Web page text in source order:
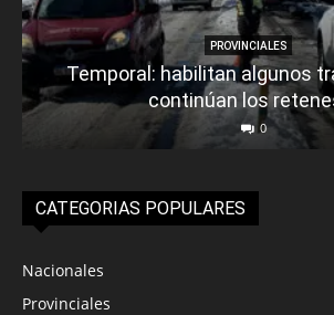
PROVINCIALES
Temporal: habilitan algunos
continúan los
0
CATEGORIAS POPULARES
Nacionales
Provinciales